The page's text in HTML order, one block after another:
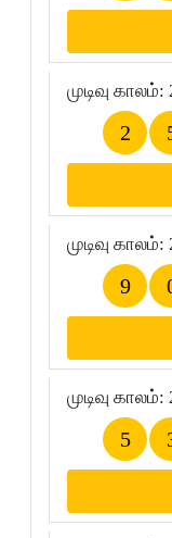
முடிவு
2
முடிவு
9
முடிவு
5